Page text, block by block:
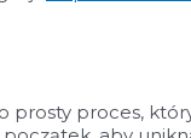
proces,